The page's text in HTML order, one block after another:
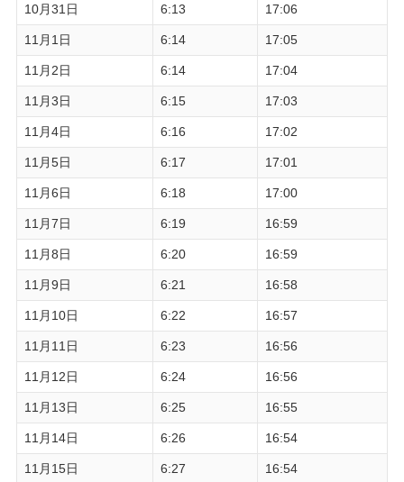
10月31日 6:13 17:06
11月1日 6:14 17:05
11月2日 6:14 17:04
11月3日 6:15 17:03
11月4日 6:16 17:02
11月5日 6:17 17:01
11月6日 6:18 17:00
11月7日 6:19 16:59
11月8日 6:20 16:59
11月9日 6:21 16:58
11月10日 6:22 16:57
11月11日 6:23 16:56
11月12日 6:24 16:56
11月13日 6:25 16:55
11月14日 6:26 16:54
11月15日 6:27 16:54